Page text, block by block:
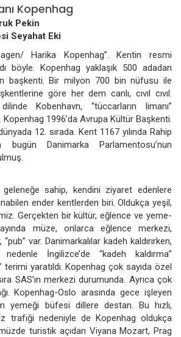
Kopenhag
Pekin
Seyahat Eki
Harika Kopenhag”. Kentin resmi
böyle. Kopenhag yaklaşık 500 adadan
başkenti. Bir milyon 700 bin nüfusu ile
göre her dem canlı, cıvıl cıvıl.
Kobenhavn, “tüccarların limanı”
1996’da Avrupa Kültür Başkenti.
12. sırada. Kent 1167 yılında Rahip
bugün Danimarka Parlamentosu’nun
sahip, kendini ziyaret edenlere
ender kentlerden biri. Oldukça yeşil,
Gerçekten bir kültür, eğlence ve yeme-
müze, onlarca eğlence merkezi,
var. Danimarkalılar kadeh kaldırırken,
İngilizce’de “kadeh kaldırma”
terimi yaratıldı. Kopenhag çok sayıda özel
SAS’ın merkezi durumunda. Ayrıca çok
Kopenhag-Oslo arasında gece işleyen
yemeği büfesi dillere destan. Bu hızlı,
trafiği nedeniyle de Kopenhag oldukça
turistik açıdan Viyana Mozart, Prag